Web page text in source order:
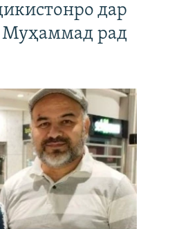
дар
Муҳаммад рад